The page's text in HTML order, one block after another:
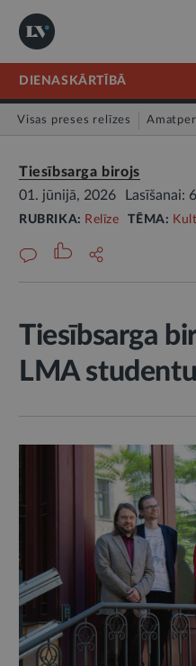
DIENASKĀRTĪBĀ
Visas preses relīzes
Tiesībsarga birojs
01. jūnijā, 2026
Lasīšanai:
RUBRIKA: Relīze TĒMA:
Tiesībsarga
LMA